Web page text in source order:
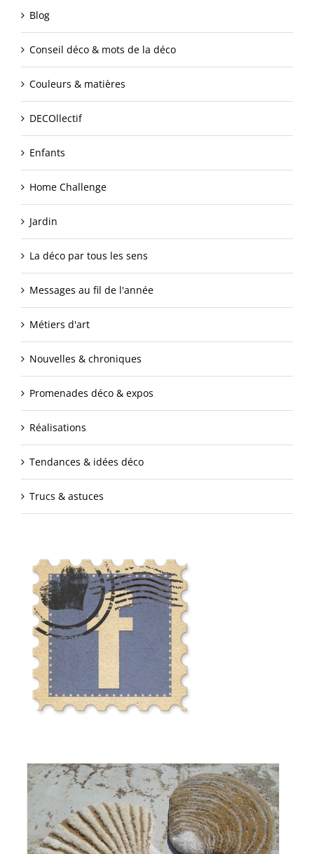
Blog
Conseil déco & mots de la déco
Couleurs & matières
DECOllectif
Enfants
Home Challenge
Jardin
La déco par tous les sens
Messages au fil de l'année
Métiers d'art
Nouvelles & chroniques
Promenades déco & expos
Réalisations
Tendances & idées déco
Trucs & astuces